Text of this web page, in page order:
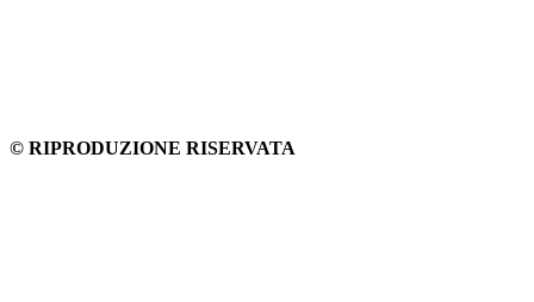
© RIPRODUZIONE RISERVATA